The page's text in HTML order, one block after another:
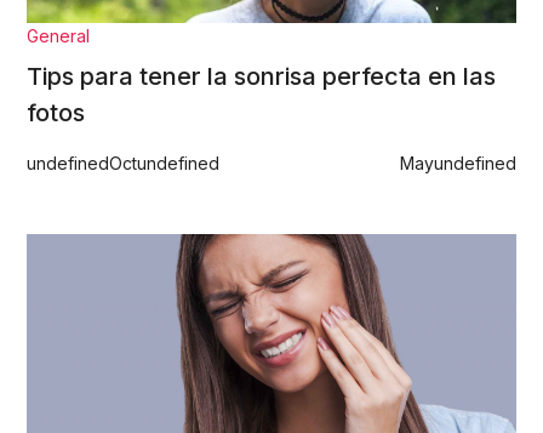
General
Tips para tener la sonrisa perfecta en las
fotos
undefinedOctundefined Mayundefined